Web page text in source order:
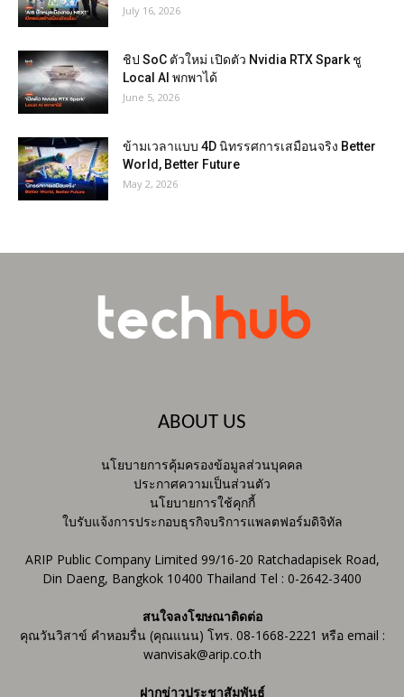
July 16, 2026
ชิป SoC ตัวใหม่ เปิดตัว Nvidia RTX Spark ชู
Local AI พกพาได้
June 5, 2026
ข้ามเวลาแบบ 4D นิทรรศการเสมือนจริง Better
World, Better Future
May 2, 2026
ABOUT US
นโยบายการคุ้มครองข้อมูลส่วนบุคคล
ประกาศความเป็นส่วนตัว
นโยบายการใช้คุกกี้
ใบรับแจ้งการประกอบธุรกิจบริการแพลตฟอร์มดิจิทัล
ARIP Public Company Limited 99/16-20 Ratchadapisek Road,
Din Daeng, Bangkok 10400 Thailand Tel : 0-2642-3400
สนใจลงโฆษณาติดต่อ
คุณวันวิสาข์ คำหอมรื่น (คุณแนน) โทร. 08-1668-2221 หรือ email :
wanvisak@arip.co.th
ฝากข่าวประชาสัมพันธ์